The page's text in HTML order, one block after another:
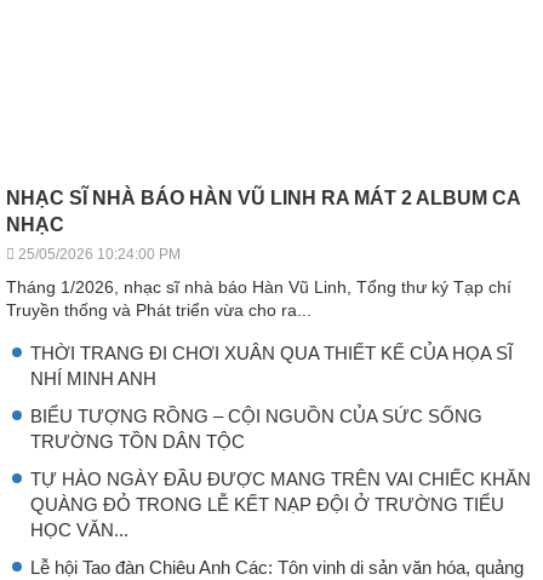
NHẠC SĨ NHÀ BÁO HÀN VŨ LINH RA MÁT 2 ALBUM CA
NHẠC
25/05/2026 10:24:00 PM
Tháng 1/2026, nhạc sĩ nhà báo Hàn Vũ Linh, Tổng thư ký Tạp chí
Truyền thống và Phát triển vừa cho ra...
THỜI TRANG ĐI CHƠI XUÂN QUA THIẾT KẾ CỦA HỌA SĨ
NHÍ MINH ANH
BIỂU TƯỢNG RỒNG – CỘI NGUỒN CỦA SỨC SỐNG
TRƯỜNG TỒN DÂN TỘC
TỰ HÀO NGÀY ĐẦU ĐƯỢC MANG TRÊN VAI CHIẾC KHĂN
QUÀNG ĐỎ TRONG LỄ KẾT NẠP ĐỘI Ở TRƯỜNG TIỂU
HỌC VĂN...
Lễ hội Tao đàn Chiêu Anh Các: Tôn vinh di sản văn hóa, quảng